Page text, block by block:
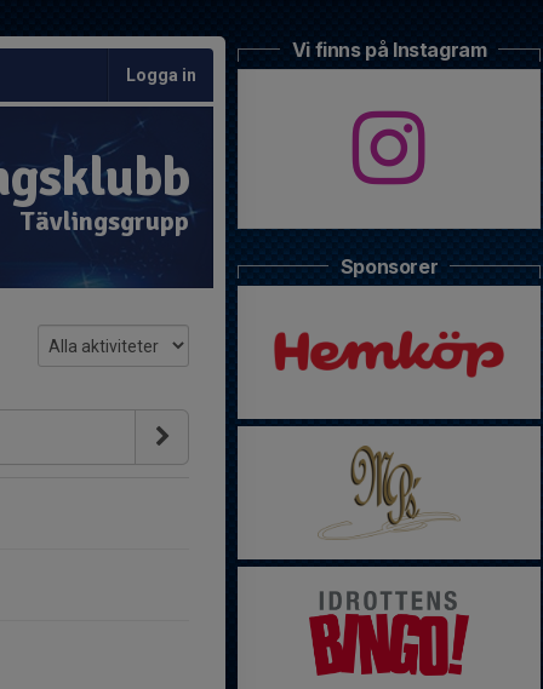
Logga in
Tävlingsgrupp
Vi finns på Instagram
Sponsorer